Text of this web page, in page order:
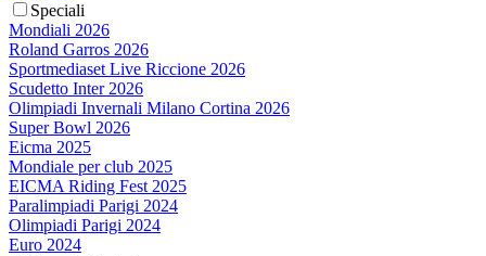
Speciali
Mondiali 2026
Roland Garros 2026
Sportmediaset Live Riccione 2026
Scudetto Inter 2026
Olimpiadi Invernali Milano Cortina 2026
Super Bowl 2026
Eicma 2025
Mondiale per club 2025
EICMA Riding Fest 2025
Paralimpiadi Parigi 2024
Olimpiadi Parigi 2024
Euro 2024